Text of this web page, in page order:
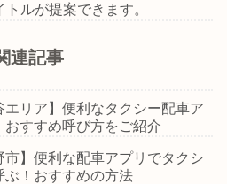
トルが提案できます。
連記事
エリア】便利なタクシー配車ア
おすすめ呼び方をご紹介
市】便利な配車アプリでタクシ
ぶ！おすすめの方法